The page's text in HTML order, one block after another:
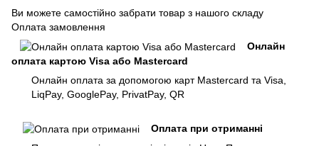
Ви можете самостійно забрати товар з нашого складу
Оплата замовлення
Онлайн
оплата картою Visa або Mastercard
Онлайн оплата за допомогою карт Mastercard та Visa,
LiqPay, GooglePay, PrivatPay, QR
Оплата при отриманні